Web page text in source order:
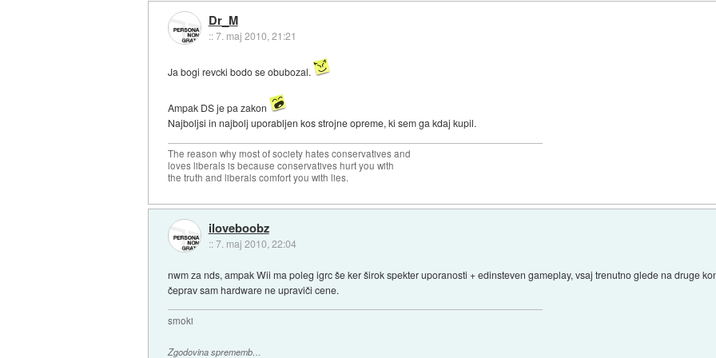
Dr_M
::7. maj 2010, 21:21
Ja bogi revcki bodo se obubozal.
Ampak DS je pa zakon
Najboljsi in najbolj uporabljen kos strojne opreme, ki sem ga kdaj kupil.
The reason why most of society hates conservatives and
loves liberals is because conservatives hurt you with
the truth and liberals comfort you with lies.
iloveboobz
::7. maj 2010, 22:04
nwm za nds, ampak Wii ma poleg igrc še ker širok spekter uporanosti + edinsteven gameplay, vsaj trenutno glede na druge
čeprav sam hardware ne upraviči cene.
smoki
Zgodovina sprememb…